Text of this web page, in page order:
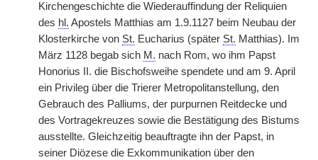
Kirchengeschichte die Wiederauffindung der Reliquien
des hl. Apostels Matthias am 1.9.1127 beim Neubau der
Klosterkirche von St. Eucharius (später St. Matthias). Im
März 1128 begab sich M. nach Rom, wo ihm Papst
Honorius II. die Bischofsweihe spendete und am 9. April
ein Privileg über die Trierer Metropolitanstellung, den
Gebrauch des Palliums, der purpurnen Reitdecke und
des Vortragekreuzes sowie die Bestätigung des Bistums
ausstellte. Gleichzeitig beauftragte ihn der Papst, in
seiner Diözese die Exkommunikation über den